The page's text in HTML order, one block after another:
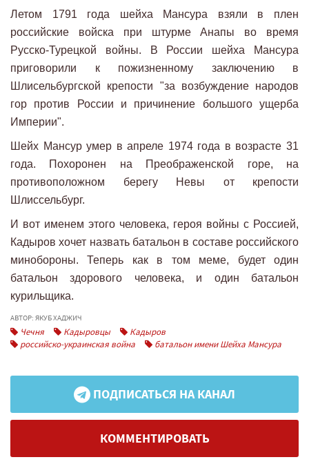
Летом 1791 года шейха Мансура взяли в плен
российские войска при штурме Анапы во время
Русско-Турецкой войны. В России шейха Мансура
приговорили к пожизненному заключению в
Шлисельбургской крепости "за возбуждение народов
гор против России и причинение большого ущерба
Империи".
Шейх Мансур умер в апреле 1974 года в возрасте 31
года. Похоронен на Преображенской горе, на
противоположном берегу Невы от крепости
Шлиссельбург.
И вот именем этого человека, героя войны с Россией,
Кадыров хочет назвать батальон в составе российского
минобороны. Теперь как в том меме, будет один
батальон здорового человека, и один батальон
курильщика.
АВТОР: ЯКУБ ХАДЖИЧ
Чечня Кадыровцы
Кадыров
российско-украинская война
батальон имени Шейха Мансура
ПОДПИСАТЬСЯ НА КАНАЛ
КОММЕНТИРОВАТЬ